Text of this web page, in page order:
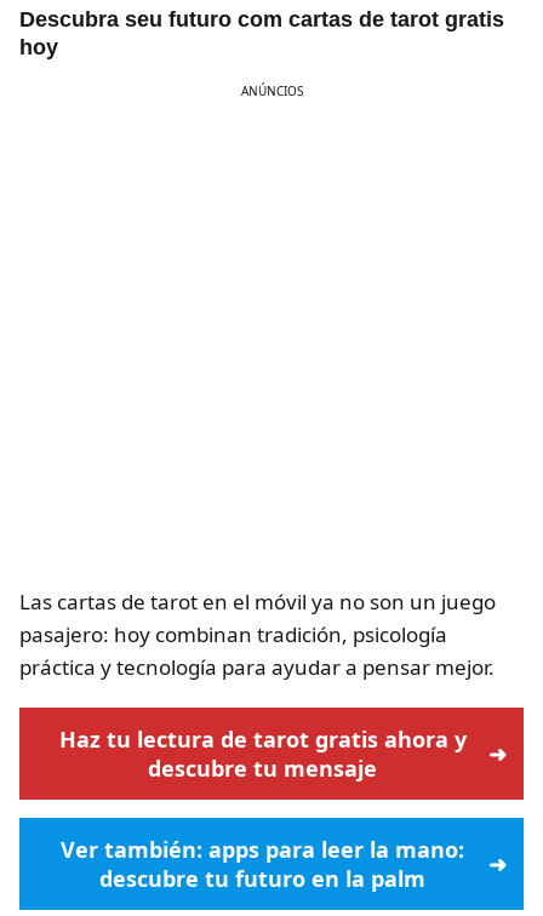
Descubra seu futuro com cartas de tarot gratis
hoy
ANÚNCIOS
Las cartas de tarot en el móvil ya no son un juego
pasajero: hoy combinan tradición, psicología
práctica y tecnología para ayudar a pensar mejor.
Haz tu lectura de tarot gratis ahora y
descubre tu mensaje
Ver también: apps para leer la mano:
descubre tu futuro en la palm